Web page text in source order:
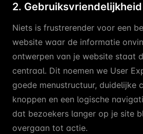
2.
Niets is frustrerender voor een
website waar de informatie
ontwerpen van je website staat
centraal. Dit noemen we User
goede menustructuur, duidelijke
knoppen en een logische
dat bezoekers langer op je site
overgaan tot actie.